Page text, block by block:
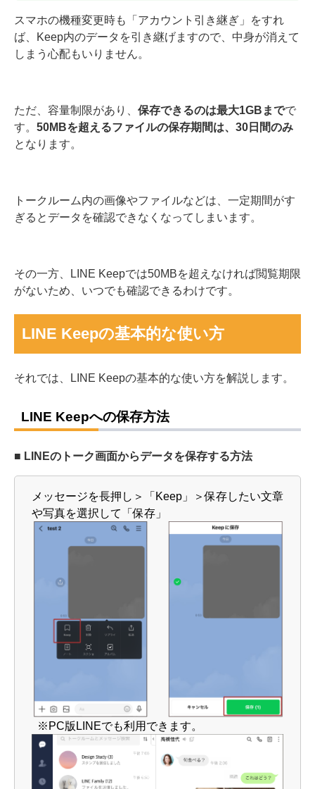
スマホの機種変更時も「アカウント引き継ぎ」をすれ
ば、Keep内のデータを引き継げますので、中身が消えて
しまう心配もいりません。
ただ、容量制限があり、 保存できるのは最大1GBまでで
す。 50MBを超えるファイルの保存期間は、30日間のみ
となります。
トークルーム内の画像やファイルなどは、一定期間がす
ぎるとデータを確認できなくなってしまいます。
その一方、LINE Keepでは50MBを超えなければ閲覧期限
がないため、いつでも確認できるわけです。
LINE Keepの基本的な使い方
それでは、LINE Keepの基本的な使い方を解説します。
LINE Keepへの保存方法
■ LINEのトーク画面からデータを保存する方法
メッセージを長押し＞「Keep」＞保存したい文章
や写真を選択して「保存」
※PC版LINEでも利用できます。